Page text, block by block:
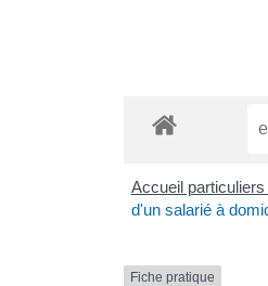
Accueil particuliers
d'un salarié à
Fiche pratique